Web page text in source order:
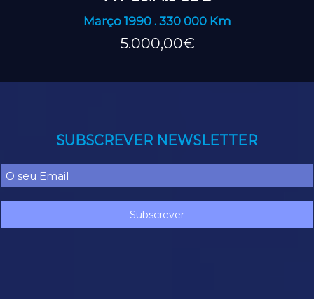
Março 1990 . 330 000 Km
5.000,00€
SUBSCREVER NEWSLETTER
Subscrever